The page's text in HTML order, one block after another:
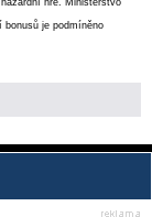
je podmíněno